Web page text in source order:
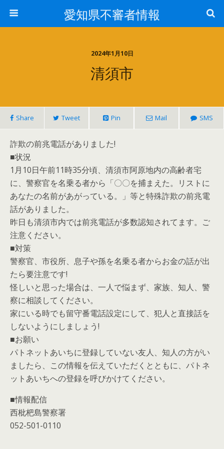
愛知県不審者情報
2024年1月10日
清須市
Share Tweet Pin Mail SMS
詐欺の前兆電話がありました!
■状況
1月10日午前11時35分頃、清須市阿原地内の高齢者宅
に、警察官を名乗る者から「〇〇を捕まえた。リストに
あなたの名前があがっている。」等と特殊詐欺の前兆電
話がありました。
昨日も清須市内では前兆電話が多数認知されてます。ご
注意ください。
■対策
警察官、市役所、息子や孫を名乗る者からお金の話が出
たら要注意です!
怪しいと思った場合は、一人で悩まず、家族、知人、警
察に相談してください。
家にいる時でも留守番電話設定にして、犯人と直接話を
しないようにしましょう!
■お願い
パトネットあいちに登録していない友人、知人の方がい
ましたら、この情報を伝えていただくとともに、パトネ
ットあいちへの登録を呼びかけてください。
■情報配信
西枇杷島警察署
052-501-0110